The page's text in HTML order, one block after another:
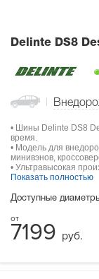
Delinte DS8
• Шины Delinte DS8
время.
• Модель для
минивэнов,
• Ультравысокая
Показать полностью
Доступные
7199 руб.